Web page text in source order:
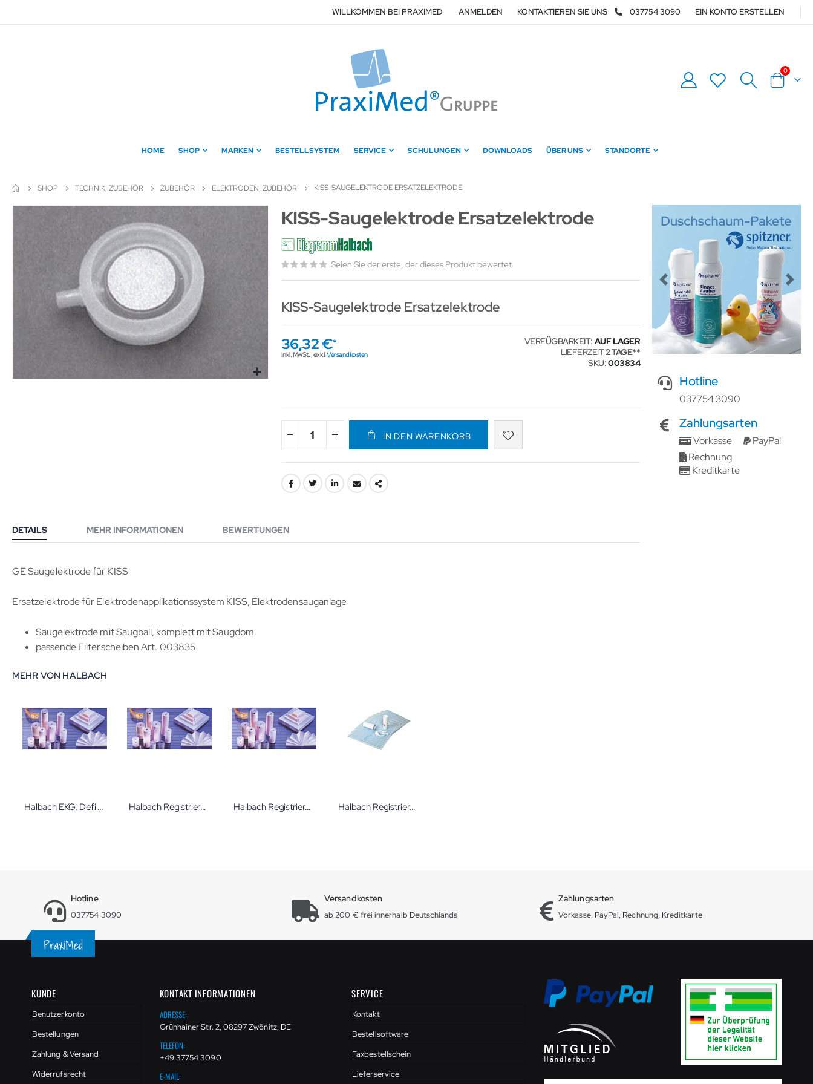
zum
WILLKOMMEN BEI PRAXIMED ANMELDEN KONTAKTIEREN SIE UNS 037754 3090 EIN KONTO ERSTELLEN
Warenkorb
0Artikel
HOME SHOP MARKEN BESTELLSYSTEM SERVICE SCHULUNGEN DOWNLOADS ÜBER UNS STANDORTE
SHOP TECHNIK, ZUBEHÖR ZUBEHÖR ELEKTRODEN, ZUBEHÖR KISS-SAUGELEKTRODE ERSATZELEKTRODE
Bildergalerie
Zum
Anfang
der
Bildergalerie
springen
KISS-Saugelektrode Ersatzelektrode
Seien Sie der erste, der dieses Produkt bewertet
KISS-Saugelektrode Ersatzelektrode
36,32 €
Inkl. MwSt.,exkl.Versandkosten
VERFÜGBARKEIT: AUF LAGER
LIEFERZEIT2 TAGE
SKU 003834
IN DEN WARENKORB
DETAILS
GE Saugelektrode für KISS
Ersatzelektrode für Elektrodenapplikationssystem KISS, Elektrodensauganlage
Saugelektrode mit Saugball, komplett mit Saugdom
passende Filterscheiben Art. 003835
MEHR INFORMATIONEN BEWERTUNGEN
MEHR VON HALBACH
Halbach EKG, Defi GE Hellige CardioServ 55x40 Halbach Registrierpapier Sonicaid Team Care / Meridan 800 Faltlage CTG-Papier Huntleigh Halbach Registrierpapier Bionet CTG CTG-Papiere für verschiedene Geräte der Firma Bionet Halbach Registrierpapier Spirometer verschiedener Hersteller
Previous Next
Hotline
037754 3090
Zahlungsarten
Vorkasse
PayPal
Rechnung
Kreditkarte
Hotline
037754 3090
Versandkosten
ab 200 € frei innerhalb Deutschlands
Zahlungsarten
Vorkasse, PayPal, Rechnung, Kreditkarte
KUNDE
Benutzerkonto
Bestellungen
Zahlung & Versand
Widerrufsrecht
KONTAKT INFORMATIONEN
ADRESSE:
Grünhainer Str. 2, 08297 Zwönitz, DE
TELEFON:
+49 37754 3090
E-MAIL:
SERVICE
Kontakt
Bestellsoftware
Faxbestellschein
Lieferservice